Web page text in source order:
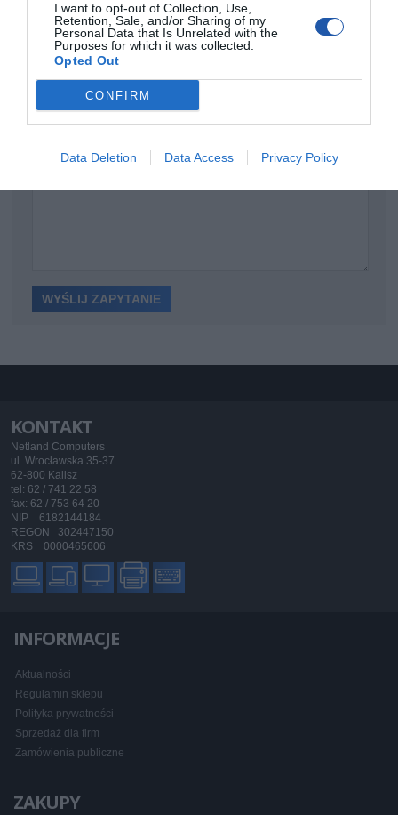
I want to opt-out of Collection, Use,
Retention, Sale, and/or Sharing of my
Personal Data that Is Unrelated with the
Purposes for which it was collected.
Opted Out
CONFIRM
Data Deletion Data Access Privacy Policy
ZAPYTANIE O PRODUKT
Twój e-mail
KONTAKT
Netland Computers
ul. Wrocławska 35-37
62-800 Kalisz
tel: 62 / 741 22 58
fax: 62 / 753 64 20
NIP 6182144184
REGON 302447150
KRS 0000465606
INFORMACJE
Aktualności
Regulamin sklepu
Polityka prywatności
Sprzedaż dla firm
Zamówienia publiczne
ZAKUPY